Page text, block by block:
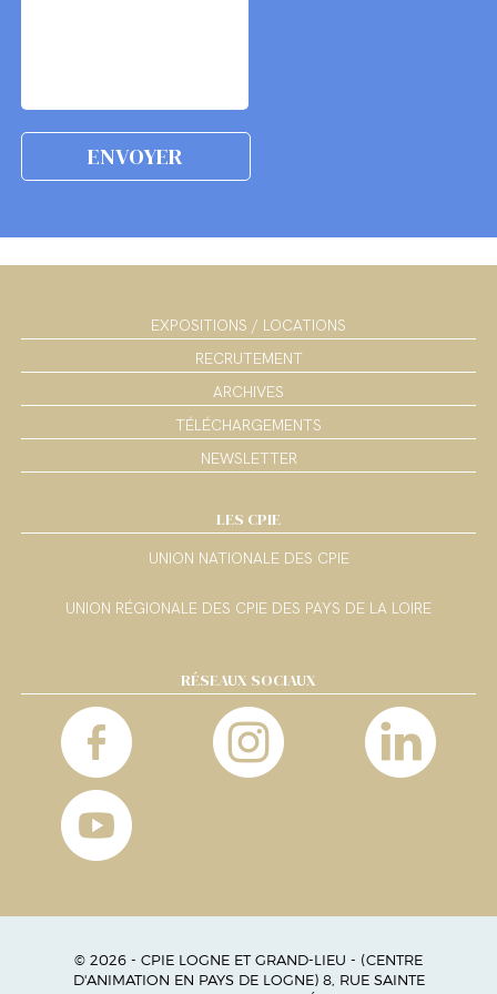
EXPOSITIONS / LOCATIONS
RECRUTEMENT
ARCHIVES
TÉLÉCHARGEMENTS
NEWSLETTER
LES CPIE
UNION NATIONALE DES CPIE
UNION RÉGIONALE DES CPIE DES PAYS DE LA LOIRE
RÉSEAUX SOCIAUX
© 2026 - CPIE LOGNE ET GRAND-LIEU - (CENTRE
D'ANIMATION EN PAYS DE LOGNE) 8, RUE SAINTE